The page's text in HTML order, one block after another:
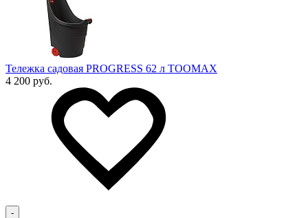
Тележка садовая PROGRESS 62 л TOOMAX
4 200 руб.
-